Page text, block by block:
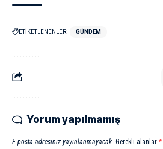
ETİKETLENENLER: GÜNDEM
Yorum yapılmamış
E-posta adresiniz yayınlanmayacak. Gerekli alanlar *